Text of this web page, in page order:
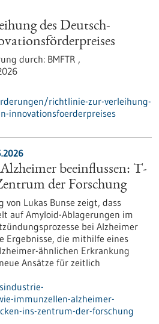
des Deutsch-
durch: BMFTR ,
richtlinie-zur-verleihung-
innovationsfoerderpreises
beeinflussen: T-
der Forschung
Lukas Bunse zeigt, dass
auf Amyloid-Ablagerungen im
bei Alzheimer
Ergebnisse, die mithilfe eines
ähnlichen Erkrankung
Ansätze für zeitlich
immunzellen-alzheimer-
ins-zentrum-der-forschung